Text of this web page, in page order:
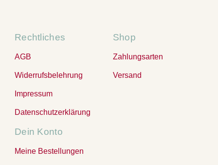
Rechtliches
AGB
Widerrufsbelehrung
Impressum
Datenschutzerklärung
Shop
Zahlungsarten
Versand
Dein Konto
Meine Bestellungen